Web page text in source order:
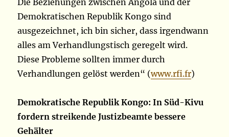
Die Beziehungen zwischen Angola und der
Demokratischen Republik Kongo sind
ausgezeichnet, ich bin sicher, dass irgendwann
alles am Verhandlungstisch geregelt wird.
Diese Probleme sollten immer durch
Verhandlungen gelöst werden“ (www.rfi.fr)
Demokratische Republik Kongo: In Süd-Kivu
fordern streikende Justizbeamte bessere
Gehälter